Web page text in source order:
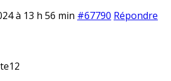
à 13 h 56 min #67790 Répondre